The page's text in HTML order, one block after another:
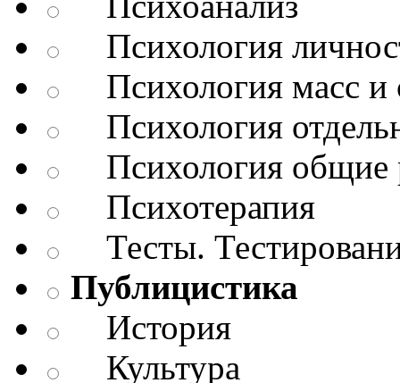
Психология
Психология масс и
Психология
Психология общие
Психотерапия
Тесты.
Публицистика
История
Культура